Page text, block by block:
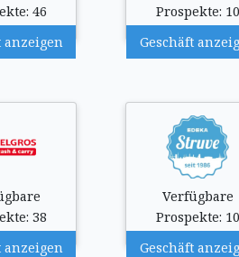
46
anzeigen
Prospekte: 10
Geschäft
38
anzeigen
Verfügbare
Prospekte: 10
Geschäft